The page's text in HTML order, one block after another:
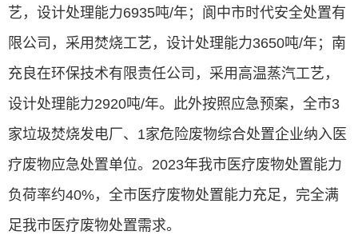
艺，设计处理能力6935吨/年；阆中市时代安全处置有
限公司，采用焚烧工艺，设计处理能力3650吨/年；南
充良在环保技术有限责任公司，采用高温蒸汽工艺，
设计处理能力2920吨/年。此外按照应急预案，全市3
家垃圾焚烧发电厂、1家危险废物综合处置企业纳入医
疗废物应急处置单位。2023年我市医疗废物处置能力
负荷率约40%，全市医疗废物处置能力充足，完全满
足我市医疗废物处置需求。